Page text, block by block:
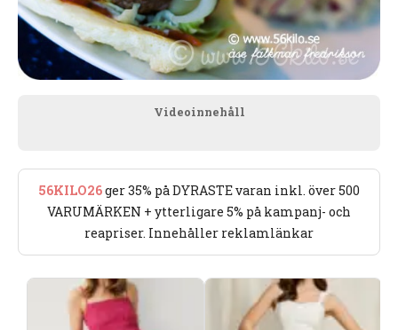
Videoinnehåll
56KILO26ger 35% på DYRASTE varan inkl. över 500
VARUMÄRKEN + ytterligare 5% på kampanj- och
reapriser. Innehåller reklamlänkar